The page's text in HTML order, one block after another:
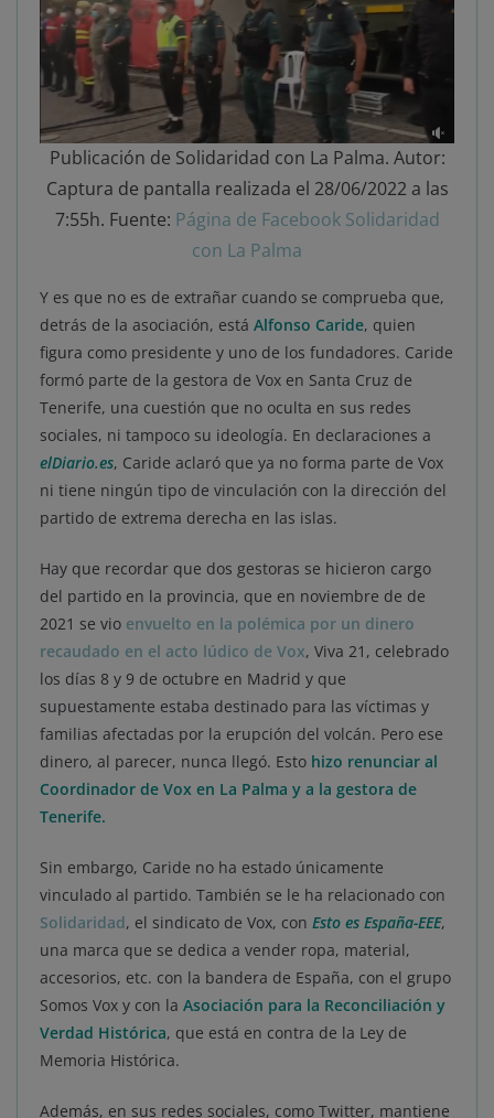
Publicación de Solidaridad con La Palma. Autor:
Captura de pantalla realizada el 28/06/2022 a las
7:55h. Fuente: Página de Facebook Solidaridad
con La Palma
Y es que no es de extrañar cuando se comprueba que,
detrás de la asociación, está Alfonso Caride, quien
figura como presidente y uno de los fundadores. Caride
formó parte de la gestora de Vox en Santa Cruz de
Tenerife, una cuestión que no oculta en sus redes
sociales, ni tampoco su ideología. En declaraciones a
elDiario.es, Caride aclaró que ya no forma parte de Vox
ni tiene ningún tipo de vinculación con la dirección del
partido de extrema derecha en las islas.
Hay que recordar que dos gestoras se hicieron cargo
del partido en la provincia, que en noviembre de de
2021 se vio envuelto en la polémica por un dinero
recaudado en el acto lúdico de Vox, Viva 21, celebrado
los días 8 y 9 de octubre en Madrid y que
supuestamente estaba destinado para las víctimas y
familias afectadas por la erupción del volcán. Pero ese
dinero, al parecer, nunca llegó. Esto hizo renunciar al
Coordinador de Vox en La Palma y a la gestora de
Tenerife.
Sin embargo, Caride no ha estado únicamente
vinculado al partido. También se le ha relacionado con
Solidaridad, el sindicato de Vox, con Esto es España-EEE,
una marca que se dedica a vender ropa, material,
accesorios, etc. con la bandera de España, con el grupo
Somos Vox y con la Asociación para la Reconciliación y
Verdad Histórica, que está en contra de la Ley de
Memoria Histórica.
Además, en sus redes sociales, como Twitter, mantiene